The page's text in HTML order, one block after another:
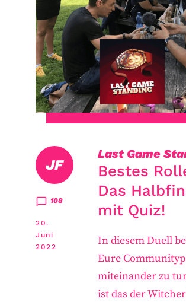
Last Game
Bestes
Das
mit Quiz!
JF
108
20.
Juni
2022
In diesem Duell
Eure
miteinander zu
ist das der